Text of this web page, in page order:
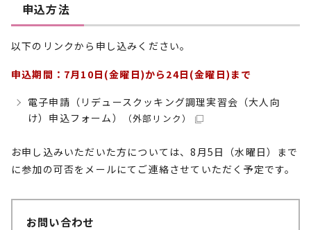
申込方法
以下のリンクから申し込みください。
申込期間：7月10日(金曜日)から24日(金曜日)まで
電子申請（リデュースクッキング調理実習会（大人向
け）申込フォーム）
（外部リンク）
お申し込みいただいた方については、8月5日（水曜日）まで
に参加の可否をメールにてご連絡させていただく予定です。
お問い合わせ